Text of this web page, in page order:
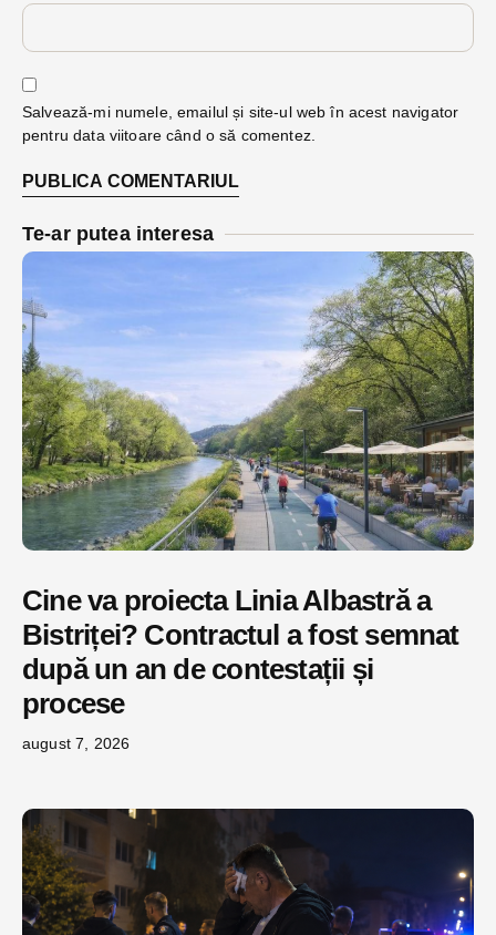
Salvează-mi numele, emailul și site-ul web în acest navigator
pentru data viitoare când o să comentez.
Te-ar putea interesa
Cine va proiecta Linia Albastră a
Bistriței? Contractul a fost semnat
după un an de contestații și
procese
august 7, 2026